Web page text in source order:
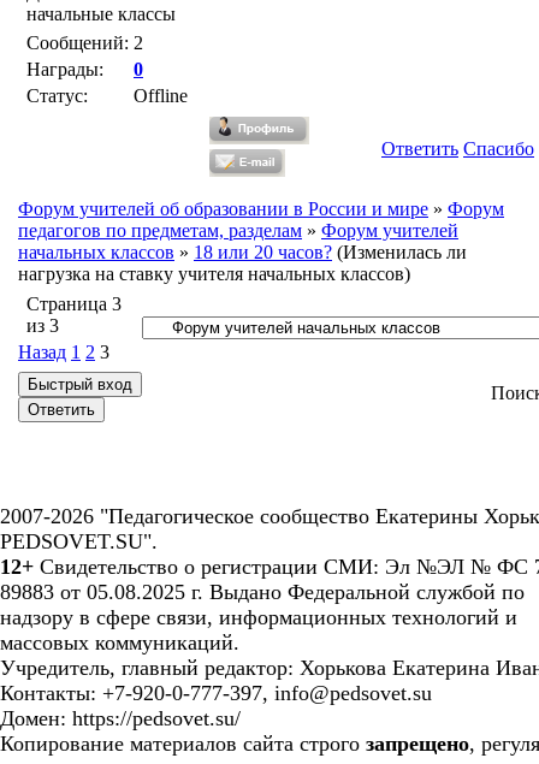
начальные классы
Сообщений: 2
Награды:
0
Статус:
Offline
Ответить Спасибо
Форум учителей об образовании в России и мире » Форум
педагогов по предметам, разделам » Форум учителей
начальных классов » 18 или 20 часов? (Изменилась ли
нагрузка на ставку учителя начальных классов)
Страница 3
из 3
Назад 1 2 3
2007-2026 "Педагогическое сообщество Екатерины
PEDSOVET.SU".
12+ Свидетельство о регистрации СМИ: Эл №ЭЛ № ФС
89883 от 05.08.2025 г. Выдано Федеральной службой по
надзору в сфере связи, информационных технологий и
массовых коммуникаций.
Учредитель, главный редактор: Хорькова Екатерина
Контакты: +7-920-0-777-397, info@pedsovet.su
Домен: https://pedsovet.su/
Копирование материалов сайта строго запрещено,